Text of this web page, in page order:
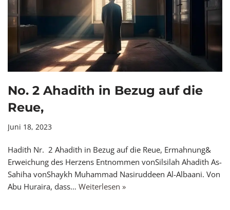
No. 2 Ahadith in Bezug auf die
Reue,
Juni 18, 2023
Hadith Nr. 2 Ahadith in Bezug auf die Reue, Ermahnung&
Erweichung des Herzens Entnommen vonSilsilah Ahadith As-
Sahiha vonShaykh Muhammad Nasiruddeen Al-Albaani. Von
Abu Huraira, dass… Weiterlesen »